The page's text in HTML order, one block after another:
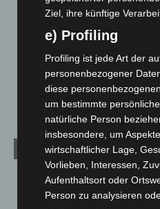
Gasleitung bei McDonald’s-
beschädigt
5. August 2026
Anklage nach Abschaltung
3. August 2026
Kategorien
Blaulicht
Corona-News
Ziel, ihre künftige
e) Profiling
Profiling ist jede Art der
personenbezogener
diese
um bestimmte
natürliche Person
insbesondere, um
wirtschaftlicher Lage,
Vorlieben, Interessen,
Aufenthaltsort oder
Person zu analysieren